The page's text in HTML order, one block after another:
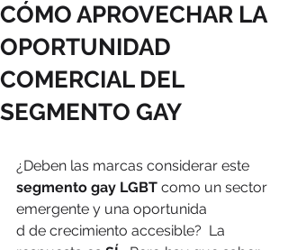
CÓMO APROVECHAR LA
OPORTUNIDAD
COMERCIAL DEL
SEGMENTO GAY
¿Deben las marcas considerar este
segmento gay LGBT como un sector
emergente y una oportunida
d de crecimiento accesible?  La